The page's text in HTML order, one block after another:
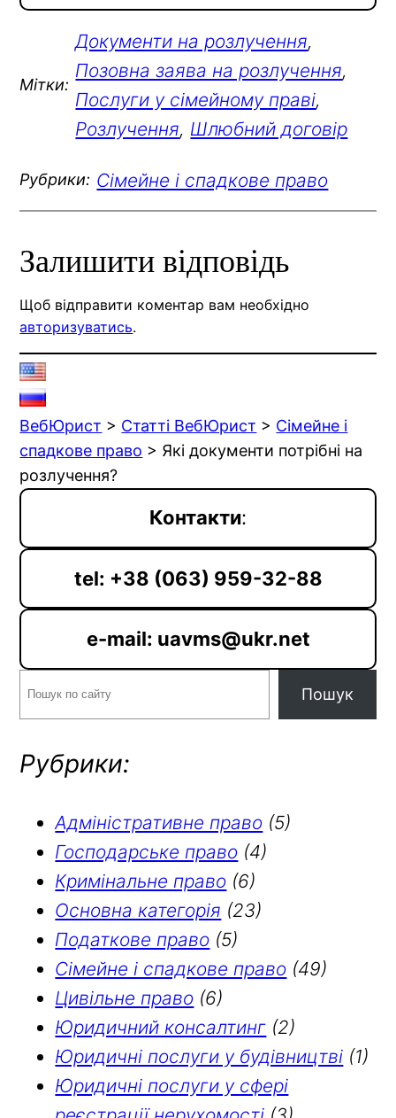
Мітки:
Документи на розлучення
Позовна заява на розлучення
Послуги у сімейному праві
Розлучення, Шлюбний договір
Рубрики: Сімейне і спадкове право
Залишити відповідь
Щоб відправити коментар вам необхідно
авторизуватись.
ВебЮрист > Статті ВебЮрист > Сімейне і
спадкове право > Які документи потрібні на
розлучення?
Контакти:
tel: +38 (063) 959-32-88
e-mail: uavms@ukr.net
Пошук
Рубрики:
Адміністративне право (5)
Господарське право (4)
Кримінальне право (6)
Основна категорія (23)
Податкове право (5)
Сімейне і спадкове право (49)
Цивільне право (6)
Юридичний консалтинг (2)
Юридичні послуги у будівництві (1)
Юридичні послуги у сфері